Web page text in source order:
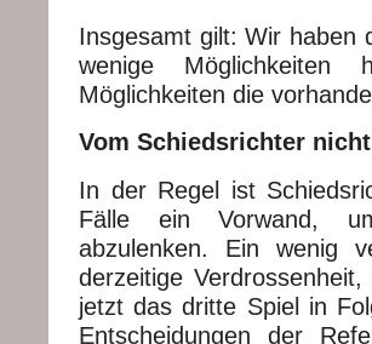
Insgesamt gilt: Wir haben
wenige
Möglichkeiten die
Vom Schiedsrichter
In der Regel ist
Fälle ein Vorwand,
abzulenken. Ein wenig
derzeitige
jetzt das dritte Spiel in
Entscheidungen der